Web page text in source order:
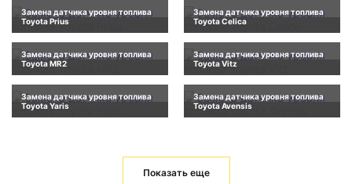
Замена датчика уровня топлива
Toyota Prius
Замена датчика уровня топлива
Toyota Celica
Замена датчика уровня топлива
Toyota MR2
Замена датчика уровня топлива
Toyota Vitz
Замена датчика уровня топлива
Toyota Yaris
Замена датчика уровня топлива
Toyota Avensis
Показать еще